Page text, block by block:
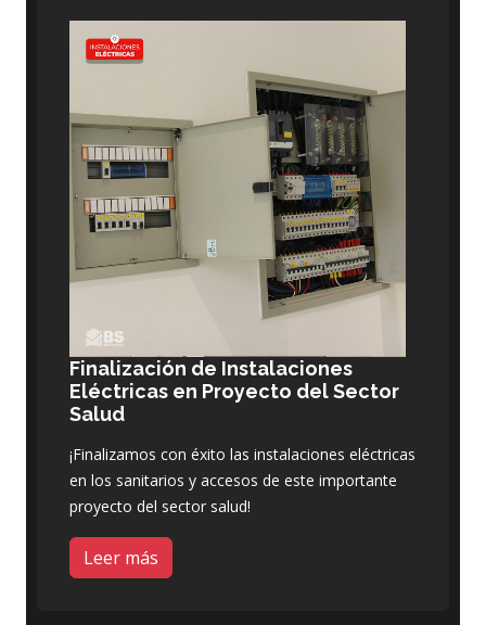
Finalización de Instalaciones
Eléctricas en Proyecto del Sector
Salud
¡Finalizamos con éxito las instalaciones eléctricas
en los sanitarios y accesos de este importante
proyecto del sector salud!
Leer más